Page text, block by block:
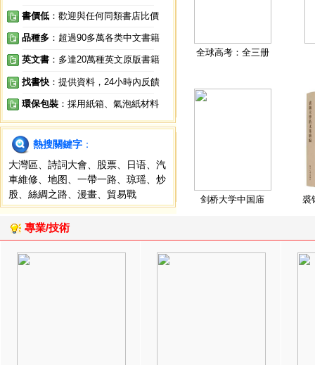
書價低 ：歡迎與任何同類書店比價
品種多 ：超過90多萬各类中文書籍
英文書 ：多達20萬種英文原版書籍
找書快 ：提供資料，24小時內反饋
環保包裝 ：採用紙箱、氣泡紙材料
熱搜關鍵字 ：
大灣區
詩詞大會 股票 日语
汽
車維修
地图 一帶一路 琼瑶
炒
股
絲綢之路 漫畫 貿易戰
全球高考：全三册
剑桥大学中国庙 裘
專業/技術